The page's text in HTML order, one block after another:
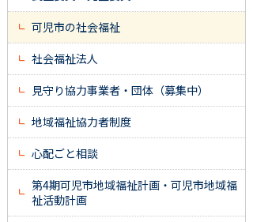
可児市の社会福祉
社会福祉法人
見守り協力事業者・団体（募集中）
地域福祉協力者制度
心配ごと相談
第4期可児市地域福祉計画・可児市地域福
祉活動計画